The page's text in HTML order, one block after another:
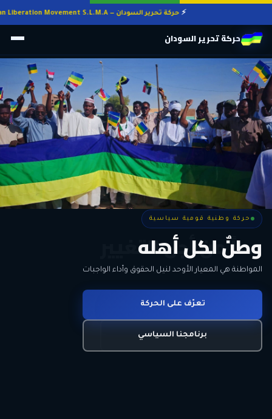
حركة تحرير السودان — Sudan Liberation Movement S.L.M.A
حركة تحرير السودان
حركة وطنية قومية سياسية
وطنٌ لكل أهله
المواطنة هي المعيار الأوحد لنيل الحقوق وأداء الواجبات
تعرّف على الحركة
برنامجنا السياسي
حركة وطنية قومية سياسية
معاً من أجل التغيير
الحرية • الوحدة • السلام • الديمقراطية
انضم للحركة
اتصل بنا